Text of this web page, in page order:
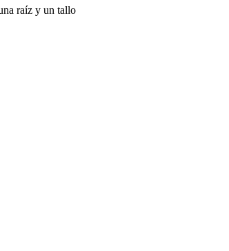
raíz y un tallo